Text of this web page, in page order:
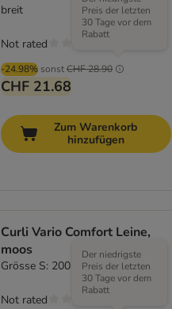
breit
-24.98% sonstCHF 28.90
Preis der letzten
30 Tage vor dem
Rabatt
CHF 21.68
Not rated
Zum Warenkorb
hinzufügen
Curli Vario Comfort Leine,
moos
Grösse S: 200 cm lang, Ø 8 mm
Der niedrigste
Preis der letzten
30 Tage vor dem
Rabatt
Not rated